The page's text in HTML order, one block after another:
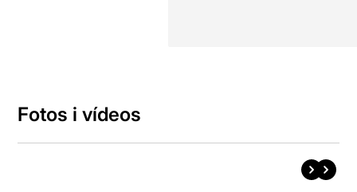
Fotos i vídeos